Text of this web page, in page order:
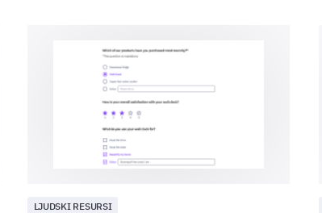
Koje vrste fleksibilnih radnih
usklađivanju vašeg posla i privatnog
LJUDSKI RESURSI